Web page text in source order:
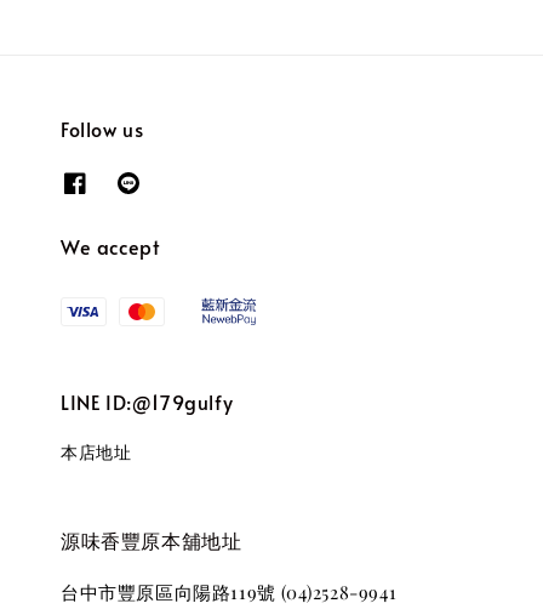
Follow us
We accept
LINE ID:@179gulfy
本店地址
源味香豐原本舖地址
台中市豐原區向陽路119號 (04)2528-9941